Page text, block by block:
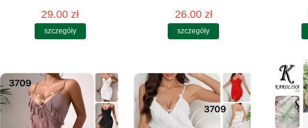
29.00 zł
szczegóły
26.00 zł
szczegóły